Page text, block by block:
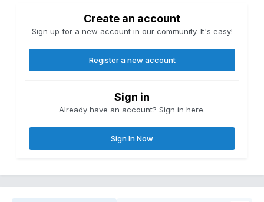
Create an account
Sign up for a new account in our community. It's easy!
Register a new account
Sign in
Already have an account? Sign in here.
Sign In Now